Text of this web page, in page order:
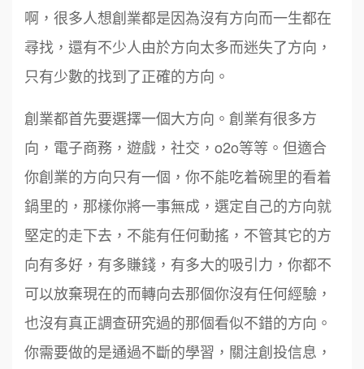
啊，很多人想創業都是因為沒有方向而一生都在
尋找，還有不少人由於方向太多而迷失了方向，
只有少數的找到了正確的方向。
創業都首先要選擇一個大方向。創業有很多方
向，電子商務，遊戲，社交，o2o等等。但適合
你創業的方向只有一個，你不能吃着碗里的看着
鍋里的，那樣你將一事無成，選定自己的方向就
堅定的走下去，不能有任何動搖，不管其它的方
向有多好，有多賺錢，有多大的吸引力，你都不
可以放棄現在的而轉向去那個你沒有任何經驗，
也沒有真正調查研究過的那個看似不錯的方向。
你需要做的是通過不斷的學習，關注創投信息，